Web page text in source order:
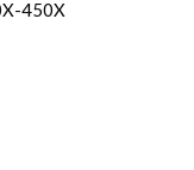
450X